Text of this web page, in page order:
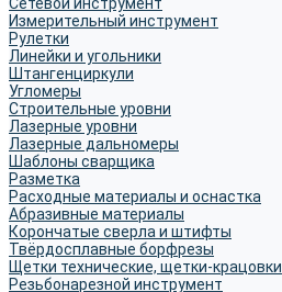
Измерительный инструмент
Рулетки
Линейки и угольники
Штангенциркули
Угломеры
Строительные уровни
Лазерные уровни
Лазерные дальномеры
Шаблоны сварщика
Разметка
Расходные материалы и оснастка
Абразивные материалы
Корончатые сверла и штифты
Твёрдосплавные борфрезы
Щетки технические, щетки-крацовки
Резьбонарезной инструмент